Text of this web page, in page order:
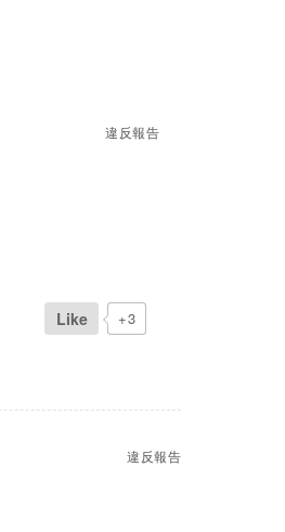
違反報告
Like +3
違反報告